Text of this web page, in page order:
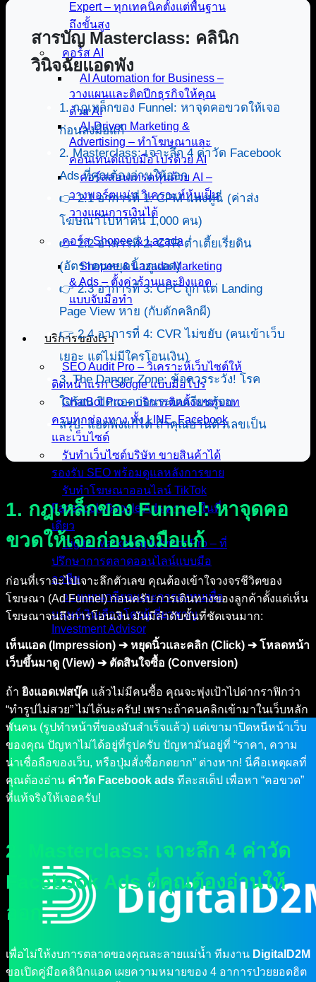
Expert – ทุกเทคนิคตั้งแต่พื้นฐาน
ถึงขั้นสูง
คอร์ส AI
AI Automation for Business –
วางแผนและติดปีกธุรกิจให้คุณ
ด้วย AI
AI-Driven Marketing &
Advertising – ทำโฆษณาและ
คอนเทนต์แบบมือโปรด้วย AI
คอร์สสอนเทรดหุ้นด้วย AI –
วางพอร์ตแม่น วิเคราะห์หุ้นเป็น
วางแผนการเงินได้
คอร์ส Shopee & Lazada
Shopee & Lazada Marketing
& Ads – ตั้งค่าร้านและยิงแอด
แบบจับมือทำ
บริการของเรา
SEO Audit Pro – วิเคราะห์เว็บไซต์ให้
ติดหน้าแรก Google แบบมือโปร
ChatBot Pro – บริการติดตั้งแชทบอท
ครบทุกช่องทาง ทั้ง LINE, Facebook
และเว็บไซต์
รับทำเว็บไซต์บริษัท ขายสินค้าได้
รองรับ SEO พร้อมดูแลหลังการขาย
รับทำโฆษณาออนไลน์ TikTok
Facebook Google Ads ครบจบในที่
เดียว
Digital Marketing Advisor Pro – ที่
ปรึกษาการตลาดออนไลน์แบบมือ
อาชีพ
วางแผนเกษียณและการลงทุนเพื่อ
มนุษย์เงินเดือนโดยผู้เชี่ยวชาญ
Investment Advisor
ผลงานที่ผ่านมา
บทความ
ติดต่อผม
สารบัญ Masterclass: คลินิก
วินิจฉัยแอดพัง
1. กฎเหล็กของ Funnel: หาจุดคอขวดให้เจอ
ก่อนลงมือแก้
2. Masterclass: เจาะลึก 4 ค่าวัด Facebook
Ads ที่คุณต้องอ่านให้ออก
👉 2.1 อาการที่ 1: CPM แพงหูฉี่ (ค่าส่ง
โฆษณาไปหาคน 1,000 คน)
👉 2.2 อาการที่ 2: CTR ต่ำเตี้ยเรี่ยดิน
(อัตราคนหยุดนิ้วดูแอด)
👉 2.3 อาการที่ 3: CPC ถูก แต่ Landing
Page View หาย (กับดักคลิกผี)
👉 2.4 อาการที่ 4: CVR ไม่ขยับ (คนเข้าเว็บ
เยอะ แต่ไม่มีใครโอนเงิน)
3. The Danger Zone: ข้อควรระวัง! โรค
ใจร้อน ปิดแอดก่อนระบบเรียนรู้จบ
สรุป: แอดพังแก้ได้ ถ้าคุณอ่านตัวเลขเป็น
1. กฎเหล็กของ Funnel: หาจุดคอ
ขวดให้เจอก่อนลงมือแก้
ก่อนที่เราจะไปเจาะลึกตัวเลข คุณต้องเข้าใจวงจรชีวิตของ
โฆษณา (Ad Funnel) ก่อนครับ การเดินทางของลูกค้าตั้งแต่เห็น
โฆษณาจนถึงการโอนเงิน มันมีลำดับขั้นที่ชัดเจนมาก:
เห็นแอด (Impression) ➔ หยุดนิ้วและคลิก (Click) ➔ โหลดหน้า
เว็บขึ้นมาดู (View) ➔ ตัดสินใจซื้อ (Conversion)
ถ้า ยิงแอดเฟสบุ๊ค แล้วไม่มีคนซื้อ คุณจะพุ่งเป้าไปด่ากราฟิกว่า
“ทำรูปไม่สวย” ไม่ได้นะครับ! เพราะถ้าคนคลิกเข้ามาในเว็บหลัก
พันคน (รูปทำหน้าที่ของมันสำเร็จแล้ว) แต่เขามาปิดหนีหน้าเว็บ
ของคุณ ปัญหาไม่ได้อยู่ที่รูปครับ ปัญหามันอยู่ที่ “ราคา, ความ
น่าเชื่อถือของเว็บ, หรือปุ่มสั่งซื้อกดยาก” ต่างหาก! นี่คือเหตุผลที่
คุณต้องอ่าน ค่าวัด Facebook ads ทีละสเต็ป เพื่อหา “คอขวด”
ที่แท้จริงให้เจอครับ!
2. Masterclass: เจาะลึก 4 ค่าวัด
Facebook Ads ที่คุณต้องอ่านให้
ออก
เพื่อไม่ให้งบการตลาดของคุณละลายแม่น้ำ ทีมงาน DigitalD2M
ขอเปิดคู่มือคลินิกแอด เผยความหมายของ 4 อาการป่วยยอดฮิต